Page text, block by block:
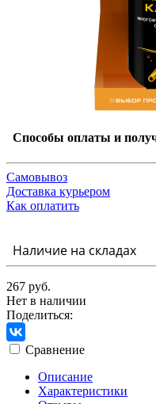
Способы оплаты и
Самовывоз
Доставка курьером
Как оплатить
Наличие на складах
267 руб.
Нет в наличии
Поделиться:
Сравнение
Описание
Характеристики